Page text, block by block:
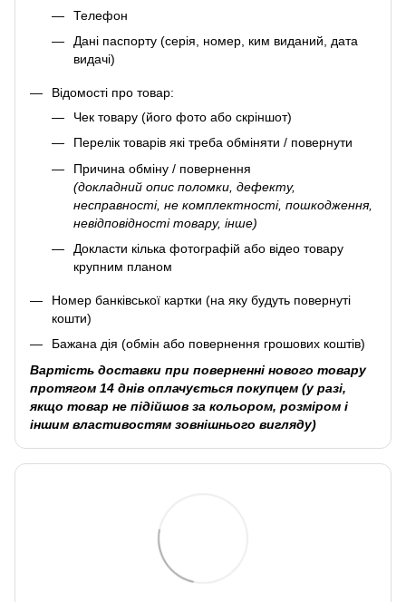
Телефон
Дані паспорту (серія, номер, ким виданий, дата
видачі)
Відомості про товар:
Чек товару (його фото або скріншот)
Перелік товарів які треба обміняти / повернути
Причина обміну / повернення
(докладний опис поломки, дефекту,
несправності, не комплектності, пошкодження,
невідповідності товару, інше)
Докласти кілька фотографій або відео товару
крупним планом
Номер банківської картки (на яку будуть повернуті
кошти)
Бажана дія (обмін або повернення грошових коштів)
Вартість доставки при поверненні нового товару
протягом 14 днів оплачується покупцем (у разі,
якщо товар не підійшов за кольором, розміром і
іншим властивостям зовнішнього вигляду)